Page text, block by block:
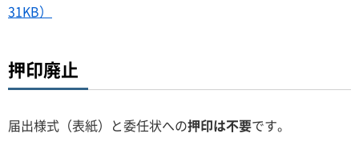
31KB）
押印廃止
届出様式（表紙）と委任状への押印は不要です。